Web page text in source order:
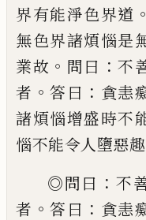
界有能淨色界道 。
無色界諸煩惱是
業故 。 問曰 ：不
者 。答曰 ： 貪恚
諸煩惱增盛時不
惱不能令人墮惡趣
◎問曰 ： 不
者 。答曰 ： 貪恚